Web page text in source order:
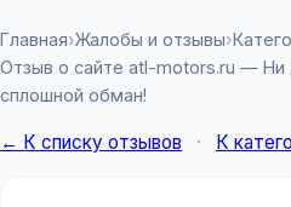
Главная›Жалобы и отзывы›
Отзыв о сайте atl-motors.ru — Ни
сплошной обман!
← К списку отзывов · К